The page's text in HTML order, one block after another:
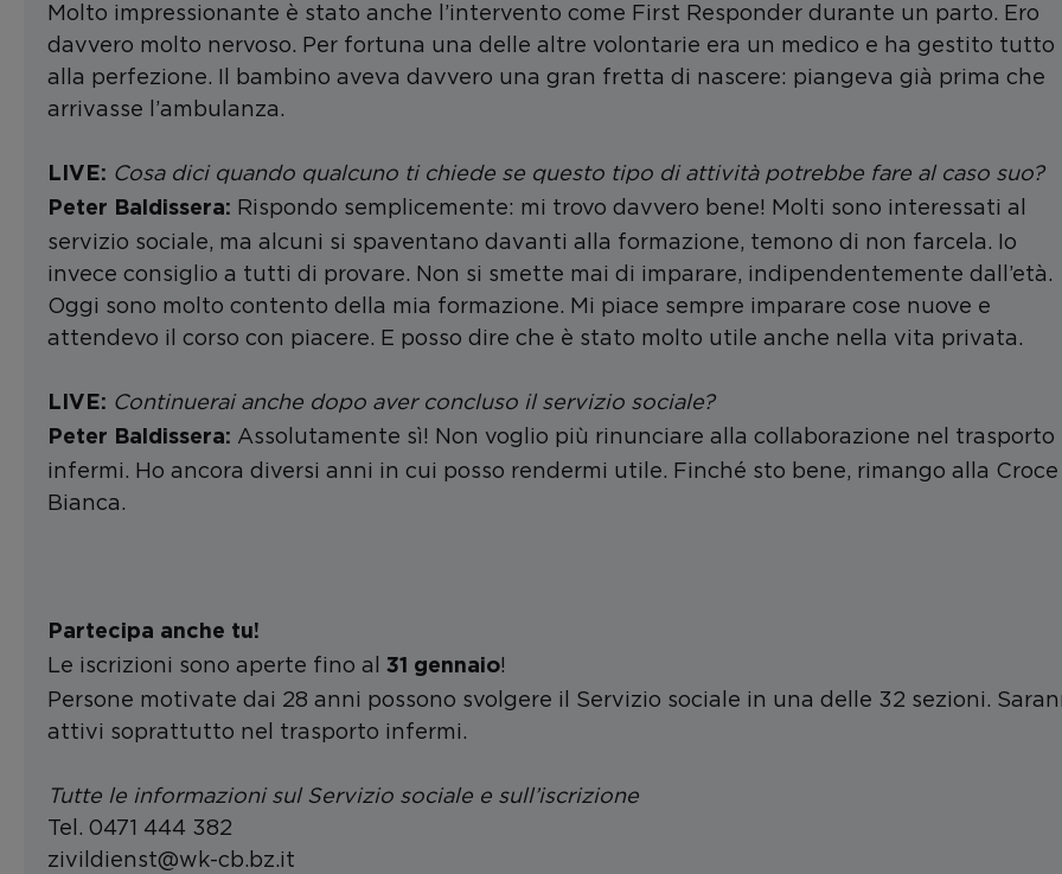
Molto impressionante è stato anche l’intervento come First Responder durante un parto. Ero
davvero molto nervoso. Per fortuna una delle altre volontarie era un medico e ha gestito tutto
alla perfezione. Il bambino aveva davvero una gran fretta di nascere: piangeva già prima che
arrivasse l’ambulanza.
LIVE: Cosa dici quando qualcuno ti chiede se questo tipo di attività potrebbe fare al caso suo?
Peter Baldissera: Rispondo semplicemente: mi trovo davvero bene! Molti sono interessati al
servizio sociale, ma alcuni si spaventano davanti alla formazione, temono di non farcela. Io
invece consiglio a tutti di provare. Non si smette mai di imparare, indipendentemente dall’età.
Oggi sono molto contento della mia formazione. Mi piace sempre imparare cose nuove e
attendevo il corso con piacere. E posso dire che è stato molto utile anche nella vita privata.
LIVE: Continuerai anche dopo aver concluso il servizio sociale​?
Peter Baldissera: Assolutamente sì! Non voglio più rinunciare alla collaborazione nel trasporto
infermi. Ho ancora diversi anni in cui posso rendermi utile. Finché sto bene, rimango alla Croce
Bianca.
Partecipa anche tu!
Le iscrizioni sono aperte fino al 31 gennaio!
Persone motivate dai 28 anni possono svolgere il Servizio sociale in una delle 32 sezioni.
attivi soprattutto nel trasporto infermi.
Tutte le informazioni sul Servizio sociale e sull’iscrizione
Tel. 0471 444 382
zivildienst@wk-cb.bz.it